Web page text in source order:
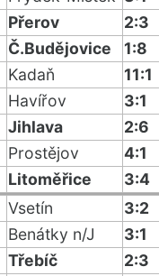
Přerov
2:3
Č.Budějovice
1:8
Kadaň
11:1
Havířov
3:1
Jihlava
2:6
Prostějov
4:1
Litoměřice
3:4
Vsetín
3:2
Benátky n/J
3:1
Třebíč
2:3